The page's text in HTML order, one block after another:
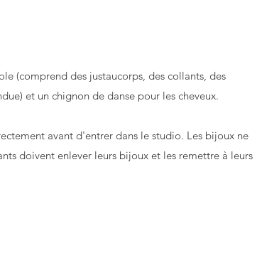
(comprend des justaucorps, des collants, des
et un chignon de danse pour les cheveux.
avant d'entrer dans le studio. Les bijoux ne
doivent enlever leurs bijoux et les remettre à leurs